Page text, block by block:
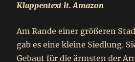
Klappentext lt. Amazon
Am Rande einer größeren
gab es eine kleine Siedlung.
Gebaut für die ärmsten der